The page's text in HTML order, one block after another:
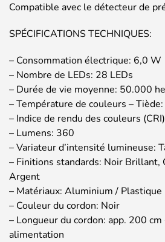
Compatible avec le détecteur de
SPÉCIFICATIONS TECHNIQUES:
– Consommation électrique: 6,0 W
– Nombre de LEDs: 28 LEDs
– Durée de vie moyenne: 50.000
– Température de couleurs –
– Indice de rendu des couleurs
– Lumens: 360
– Variateur d’intensité lumineuse:
– Finitions standards: Noir Brillant,
Argent
– Matériaux: Aluminium / Plastique
– Couleur du cordon: Noir
– Longueur du cordon: app. 200
alimentation